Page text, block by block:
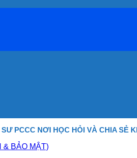
PCCC NƠI HỌC HỎI VÀ CHIA SẺ
& BẢO MẬT)